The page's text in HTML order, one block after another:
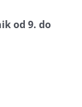
od 9. do